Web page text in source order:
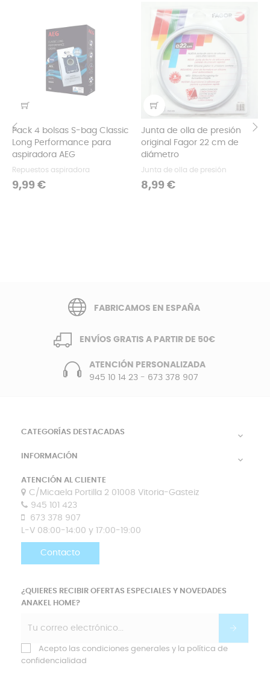
Pack 4 bolsas S-bag Classic
Long Performance para
aspiradora AEG
Repuestos aspiradora
Precio
9,99 €
Junta de olla de presión
original Fagor 22 cm de
diámetro
Junta de olla de presión
Precio
8,99 €
‹
FABRICAMOS EN ESPAÑA
ENVÍOS GRATIS A PARTIR DE 50€
ATENCIÓN PERSONALIZADA
945 10 14 23- 673 378 907
CATEGORÍAS DESTACADAS 
INFORMACIÓN 
ATENCIÓN AL CLIENTE
C/Micaela Portilla 2 01008 Vitoria-Gasteiz
945 101 423
673 378 907
L-V 08:00-14:00 y 17:00-19:00
Contacto
¿QUIERES RECIBIR OFERTAS ESPECIALES Y NOVEDADES
ANAKEL HOME?
Acepto las condiciones generales y la política de
confidencialidad